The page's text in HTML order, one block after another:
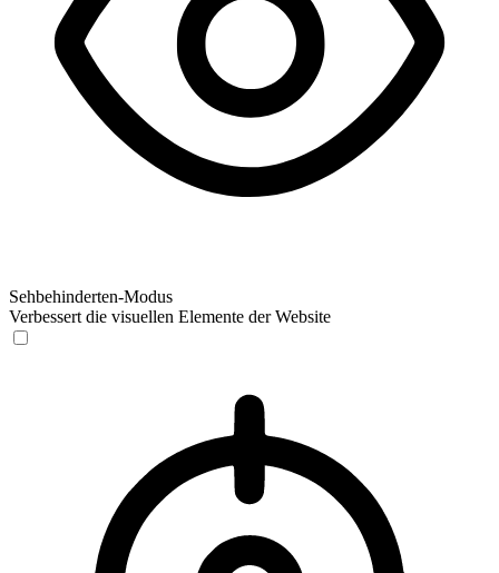
Sehbehinderten-Modus
Verbessert die visuellen Elemente der Website